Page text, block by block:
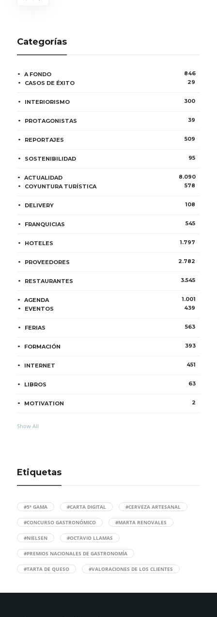
Categorías
A FONDO
846
CASOS DE ÉXITO
29
INTERIORISMO 300
PROTAGONISTAS 39
REPORTAJES 509
SOSTENIBILIDAD 95
ACTUALIDAD
8.090
COYUNTURA TURÍSTICA
578
DELIVERY 108
FRANQUICIAS 545
HOTELES 1.797
PROVEEDORES 2.782
RESTAURANTES 3.545
AGENDA
1.001
EVENTOS
439
FERIAS 563
FORMACIÓN 393
INTERNET 451
LIBROS 63
MOTIVATION 2
Show All
Etiquetas
#5ª GAMA #CARTA DIGITAL #CERVEZA ARTESANAL
#CONCURSO GASTRONÓMICO #MARTA RENOVALES
#NIELSEN #OCTAVIO LLAMAS
#PREMIOS NACIONALES DE GASTRONOMÍA
#TARTA DE QUESO #VALORACIONES DE LOS CLIENTES